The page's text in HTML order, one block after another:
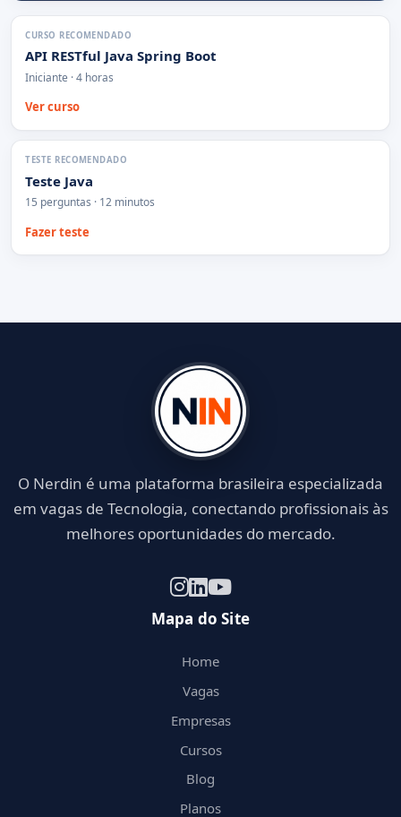
CURSO RECOMENDADO
API RESTful Java Spring Boot
Iniciante · 4 horas
Ver curso
TESTE RECOMENDADO
Teste Java
15 perguntas · 12 minutos
Fazer teste
O Nerdin é uma plataforma brasileira especializada
em vagas de Tecnologia, conectando profissionais às
melhores oportunidades do mercado.
Mapa do Site
Home
Vagas
Empresas
Cursos
Blog
Planos